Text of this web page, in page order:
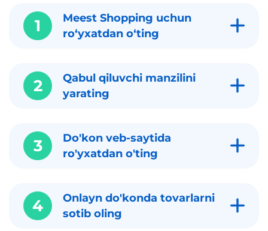
1
Meest Shopping uchun
roʻyxatdan oʻting
2
Qabul qiluvchi manzilini
yarating
3
Do'kon veb-saytida
ro'yxatdan o'ting
4
Onlayn do'konda tovarlarni
sotib oling